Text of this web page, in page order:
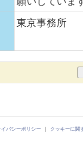
東京事務所
イバシーポリシー ｜ クッキーに関